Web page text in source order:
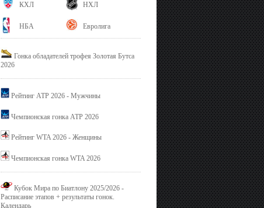
КХЛ НХЛ
НБА Евролига
Гонка обладателей трофея Золотая Бутса
2026
Рейтинг ATP 2026 - Мужчины
Чемпионская гонка ATP 2026
Рейтинг WTA 2026 - Женщины
Чемпионская гонка WTA 2026
Кубок Мира по Биатлону 2025/2026 -
Расписание этапов + результаты гонок.
Календарь